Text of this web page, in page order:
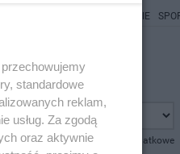
CO BĘDZIE
pokaż opcje dodatkowe
standardowe
reklam,
usług. Za zgodą
oraz aktywnie